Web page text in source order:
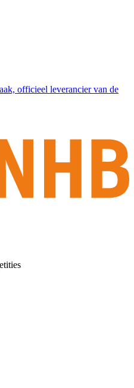
officieel leverancier van de